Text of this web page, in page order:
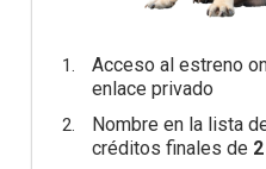
Acceso al estreno
enlace privado
Nombre en la lista
créditos finales de